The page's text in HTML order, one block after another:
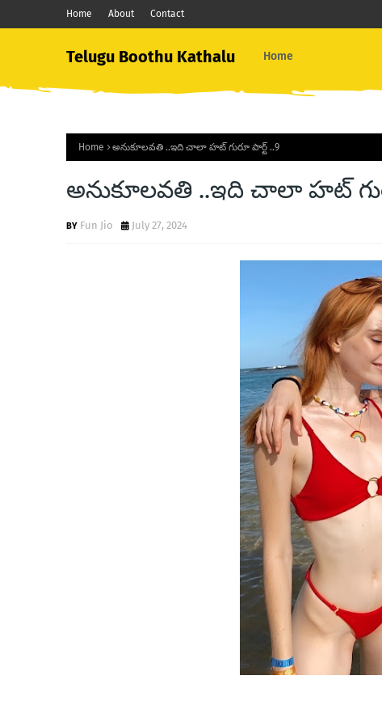
Home About Contact
Telugu Boothu Kathalu Home
Home అనుకూలవతి ..ఇది చాలా హట్ గురూ పార్ట్ ..9
అనుకూలవతి ..ఇది చాలా హట్
Fun Jio July 27, 2024